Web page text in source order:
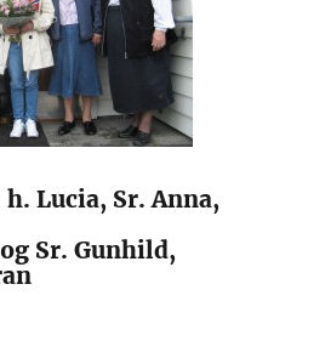
Lucia, Sr. Anna,
Sr. Gunhild,